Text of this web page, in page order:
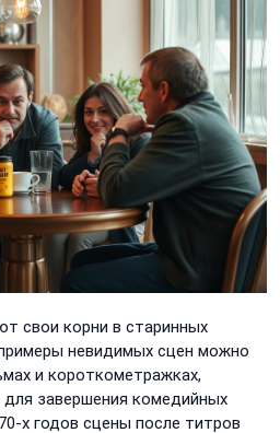
свои корни в старинных
невидимых сцен можно
и короткометражках,
завершения комедийных
х годов сцены после титров